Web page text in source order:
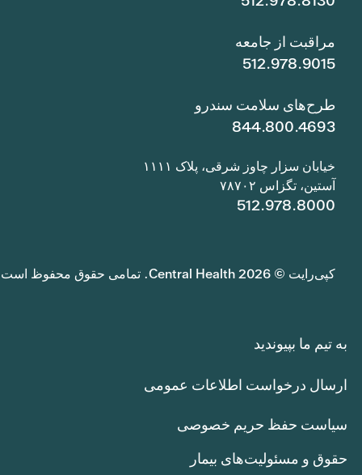
مراقبت از جامعه
512.978.9015
طرح‌های سلامت سندرو
844.800.4693
خیابان سزار چاوز شرقی، پلاک ۱۱۱۱
آستین، تگزاس ۷۸۷۰۲
512.978.8000
کپی‌رایت © 2026 Central Health. تمامی حقوق محفوظ است.
به تیم ما بپیوندید
ارسال درخواست اطلاعات عمومی
سیاست حفظ حریم خصوصی
حقوق و مسئولیت‌های بیمار